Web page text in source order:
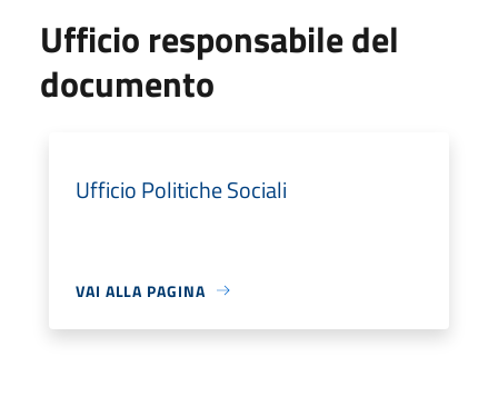
Ufficio responsabile del
documento
Ufficio Politiche Sociali
VAI ALLA PAGINA